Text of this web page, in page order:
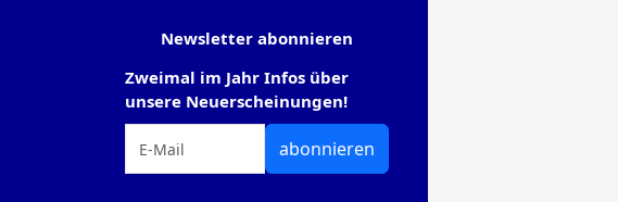
Newsletter abonnieren
Zweimal im Jahr Infos über
unsere Neuerscheinungen!
abonnieren